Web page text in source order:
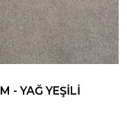
- YAĞ YEŞILI